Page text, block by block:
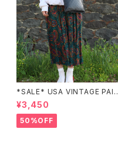
*SALE* USA VINTAGE PAIS
LEY PATTERNED DESIGN S
KIRT/アメリカ古着ペイズリー
柄デザインスカート
¥3,450
50%OFF